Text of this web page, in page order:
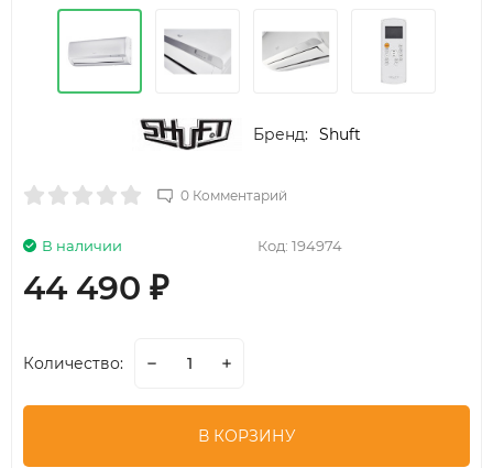
Бренд: Shuft
0 Комментарий
Код: 194974
В наличии
44 490 ₽
Количество:
В КОРЗИНУ